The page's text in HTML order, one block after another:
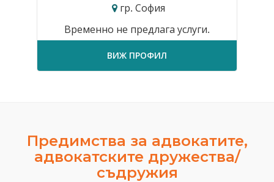
гр. София
Временно не предлага услуги.
ВИЖ ПРОФИЛ
Предимства за адвокатите,
адвокатските дружества/
съдружия